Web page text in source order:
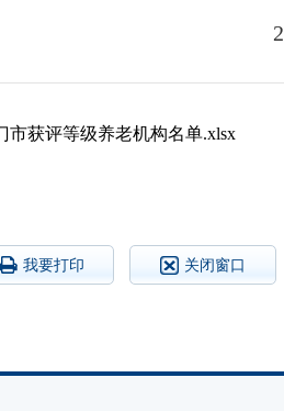
市获评等级养老机构名单.xlsx
我要打印 关闭窗口